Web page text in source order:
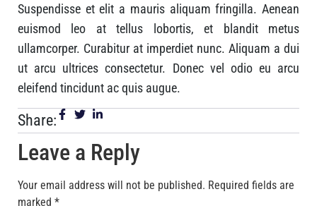
Suspendisse et elit a mauris aliquam fringilla. Aenean
euismod leo at tellus lobortis, et blandit metus
ullamcorper. Curabitur at imperdiet nunc. Aliquam a dui
ut arcu ultrices consectetur. Donec vel odio eu arcu
eleifend tincidunt ac quis augue.
Share:
Leave a Reply
Your email address will not be published. Required fields are
marked *